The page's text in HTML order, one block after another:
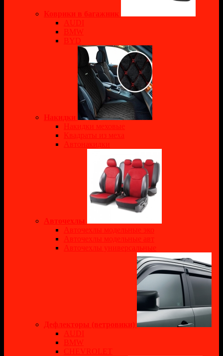
Коврики в багажник
AUDI
BMW
BYD
Накидки
Накидки меховые
Квадраты из меха
Автонакидки
Авточехлы
Авточехлы модельные эко
Авточехлы модельные авт
Авточехлы универсальные
Дефлекторы (ветровики)
AUDI
BMW
CHEVROLET